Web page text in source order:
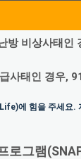
방 비상사태인
사태인 경우,
에 힘을 주세요.
로그램